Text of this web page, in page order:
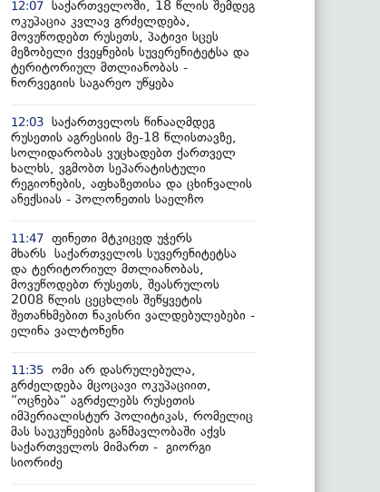
12:07 საქართველოში, 18 წლის შემდეგ
ოკუპაცია კვლავ გრძელდება,
მოვუწოდებთ რუსეთს, პატივი სცეს
მეზობელი ქვეყნების სუვერენიტეტსა და
ტერიტორიულ მთლიანობას -
ნორვეგიის საგარეო უწყება
12:03 საქართველოს წინააღმდეგ
რუსეთის აგრესიის მე-18 წლისთავზე,
სოლიდარობას ვუცხადებთ ქართველ
ხალხს, ვგმობთ სეპარატისტული
რეგიონების, აფხაზეთისა და ცხინვალის
ანექსიას - პოლონეთის საელჩო
11:47 ფინეთი მტკიცედ უჭერს
მხარს საქართველოს სუვერენიტეტსა
და ტერიტორიულ მთლიანობას,
მოვუწოდებთ რუსეთს, შეასრულოს
2008 წლის ცეცხლის შეწყვეტის
შეთანხმებით ნაკისრი ვალდებულებები -
ელინა ვალტონენი
11:35 ომი არ დასრულებულა,
გრძელდება მცოცავი ოკუპაციით,
“ოცნება“ აგრძელებს რუსეთის
იმპერიალისტურ პოლიტიკას, რომელიც
მას საუკუნეების განმავლობაში აქვს
საქართველოს მიმართ - გიორგი
სიორიძე